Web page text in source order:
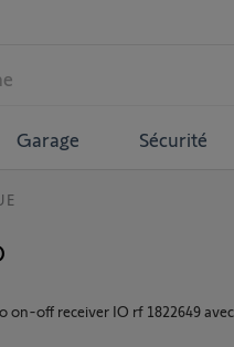
Garage Sécurité
on-off receiver IO rf 1822649